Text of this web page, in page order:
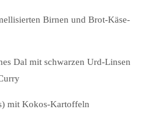
Birnen und Brot-Käse-
Dal mit schwarzen Urd-Linsen
mit Kokos-Kartoffeln